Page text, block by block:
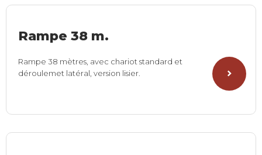
Rampe 38 m.
Rampe 38 mètres, avec chariot standard et
déroulemet latéral, version lisier.